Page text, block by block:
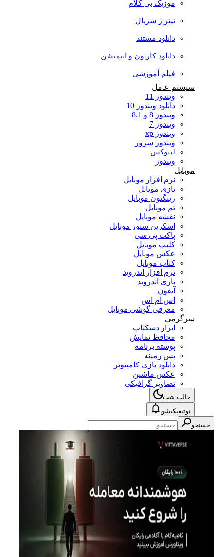
موزیک بی کلام
تیتراژ سریال
دانلود مستند
دانلود کارتون و انیمیشن
فیلم آموزشی
سیستم عامل
ویندوز 11
دانلود ویندوز 10
ویندوز 8 و 8.1
ویندوز 7
ویندوز xp
ویندوز سرور
لینوکس
ویندوز
موبایل
نرم افزار موبایل
بازی موبایل
رینگتون موبایل
تم موبایل
نقشه موبایل
اسکرین سیور موبایل
پاکت پی سی
کلیپ موبایل
عکس موبایل
کتاب موبایل
نرم افزار اندروید
بازی اندروید
آیفون
اس ام اس
معرفی گوشی موبایل
سرگرمی
ابزار دسکتاپ
محافظ نمایش
پوسته برنامه
پس زمینه
دانلود بازی کامپیوتر
عکس ماشین
تصاویر گرافیکی
حالت شب
نوتیفیکیشن
جستجو